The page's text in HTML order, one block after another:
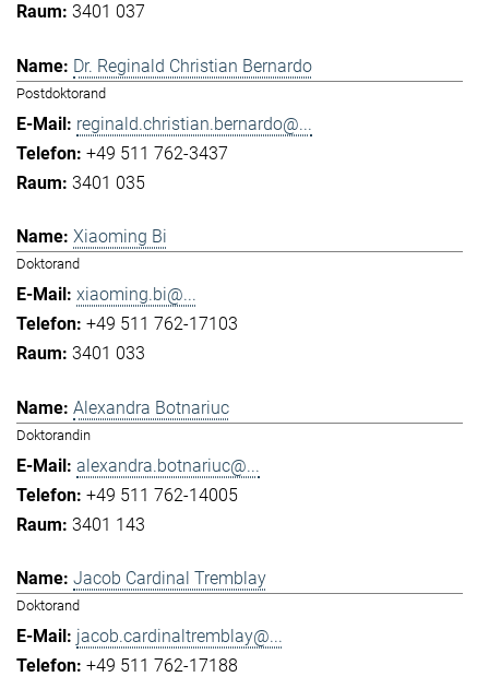
3401 037
Dr. Reginald Christian Bernardo
Postdoktorand
reginald.christian.bernardo@...
+49 511 762-3437
3401 035
Xiaoming Bi
Doktorand
xiaoming.bi@...
+49 511 762-17103
3401 033
Alexandra Botnariuc
Doktorandin
alexandra.botnariuc@...
+49 511 762-14005
3401 143
Jacob Cardinal Tremblay
Doktorand
jacob.cardinaltremblay@...
+49 511 762-17188